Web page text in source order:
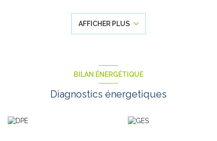
stationnement ou d’aménagement selon vos besoins.
La maison est équipée d’unchauffage central au gaz avec
individuel, tout en restant proche des commodités et des axes
Les informations sur les risques auxquels ce bien est exposé
sont disponibles sur le site Géorisques :
AFFICHER PLUS
BILAN ÉNERGÉTIQUE
Diagnostics énergetiques